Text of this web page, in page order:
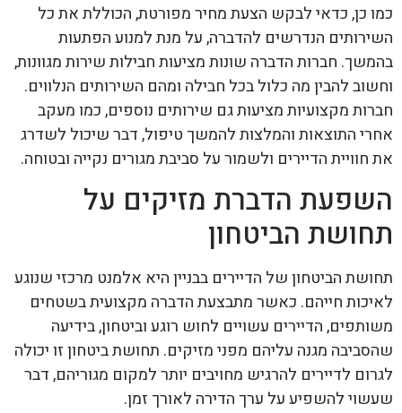
כמו כן, כדאי לבקש הצעת מחיר מפורטת, הכוללת את כל
השירותים הנדרשים להדברה, על מנת למנוע הפתעות
בהמשך. חברות הדברה שונות מציעות חבילות שירות מגוונות,
וחשוב להבין מה כלול בכל חבילה ומהם השירותים הנלווים.
חברות מקצועיות מציעות גם שירותים נוספים, כמו מעקב
אחרי התוצאות והמלצות להמשך טיפול, דבר שיכול לשדרג
את חוויית הדיירים ולשמור על סביבת מגורים נקייה ובטוחה.
השפעת הדברת מזיקים על
תחושת הביטחון
תחושת הביטחון של הדיירים בבניין היא אלמנט מרכזי שנוגע
לאיכות חייהם. כאשר מתבצעת הדברה מקצועית בשטחים
משותפים, הדיירים עשויים לחוש רוגע וביטחון, בידיעה
שהסביבה מגנה עליהם מפני מזיקים. תחושת ביטחון זו יכולה
לגרום לדיירים להרגיש מחויבים יותר למקום מגוריהם, דבר
שעשוי להשפיע על ערך הדירה לאורך זמן.